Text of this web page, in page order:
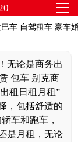
车 自驾租车 豪车
无论是商务出
包车 别克商
租日租月租”
，包括舒适的
车和跑车，
是月租，无论